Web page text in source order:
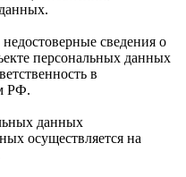
сведения о
персональных данных
в
РФ.
данных
осуществляется на